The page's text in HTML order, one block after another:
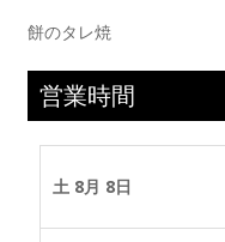
餅のタレ焼
営業時間
土 8月 8日